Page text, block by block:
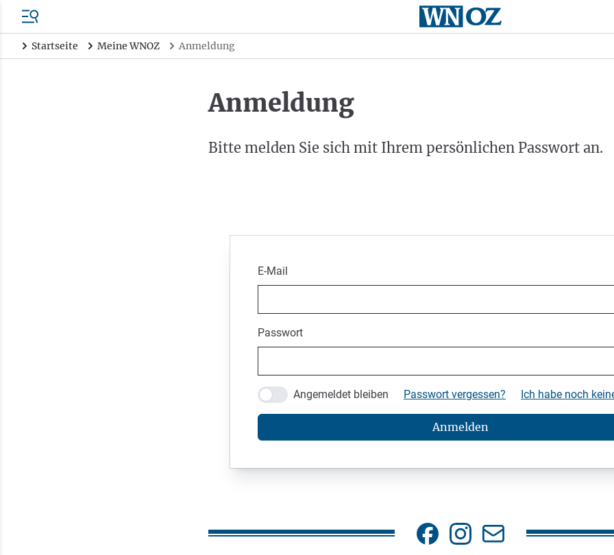
Startseite Meine WNOZ Anmeldung
Anmeldung
Bitte melden Sie sich mit Ihrem persönlichen Passwort an.
E-Mail
Passwort
Angemeldet bleiben Passwort vergessen? Ich habe noch
Anmelden